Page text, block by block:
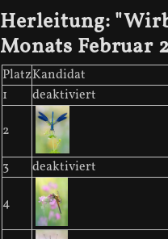
Herleitung:
Monats Februar
PlatzKandidat
1
deaktiviert
2
3 deaktiviert
4